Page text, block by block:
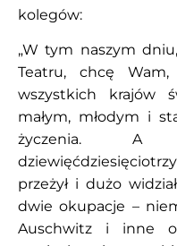
kolegów:
„W tym naszym
Teatru, chcę
wszystkich krajów
małym, młodym i
życzenia.
przeżył i dużo
dwie okupacje –
Auschwitz i inne